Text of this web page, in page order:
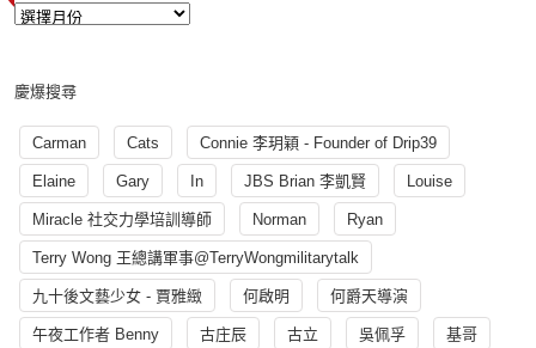
慶爆搜尋
Carman Cats Connie 李玥穎 - Founder of Drip39
Elaine Gary In JBS Brian 李凱賢 Louise
Miracle 社交力學培訓導師 Norman Ryan
Terry Wong 王總講軍事@TerryWongmilitarytalk
九十後文藝少女 - 賈雅緻 何啟明 何爵天導演
午夜工作者 Benny 古庄辰 古立 吳佩孚 基哥